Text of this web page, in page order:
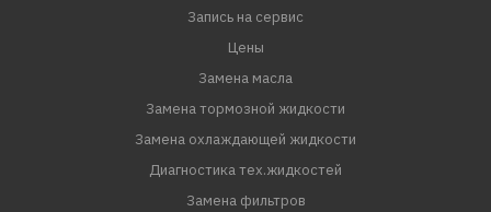
Запись на сервис
Цены
Замена масла
Замена тормозной жидкости
Замена охлаждающей жидкости
Диагностика тех.жидкостей
Замена фильтров